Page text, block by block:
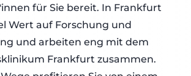
für Sie bereit. In Frankfurt
Wert auf Forschung und
und arbeiten eng mit dem
Frankfurt zusammen.